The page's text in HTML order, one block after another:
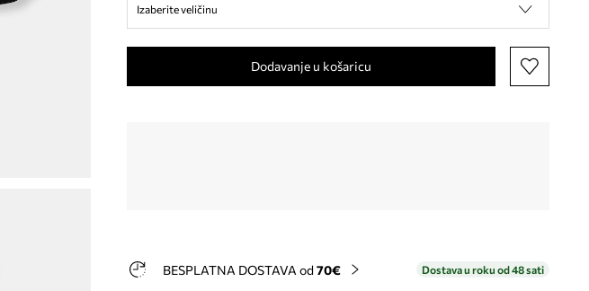
Izaberite veličinu
Dodavanje u košaricu
BESPLATNA DOSTAVA od 70€ Dostava u roku od 48 sati